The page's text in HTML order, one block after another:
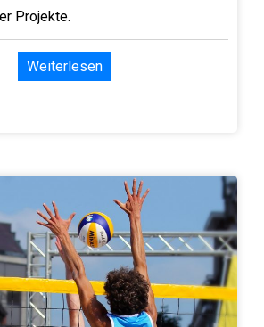
Projekte.
Weiterlesen